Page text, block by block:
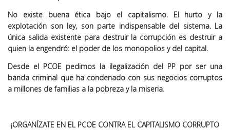
No existe buena ética bajo el capitalismo. El hurto y la
explotación son ley, son parte indispensable del sistema. La
única salida existente para destruir la corrupción es destruir a
quien la engendró: el poder de los monopolios y del capital.
Desde el PCOE pedimos la ilegalización del PP por ser una
banda criminal que ha condenado con sus negocios corruptos
a millones de familias a la pobreza y la miseria.
¡ORGANÍZATE EN EL PCOE CONTRA EL CAPITALISMO CORRUPTO